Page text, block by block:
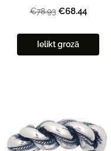
€78.93 €68.44
Ielikt grozā